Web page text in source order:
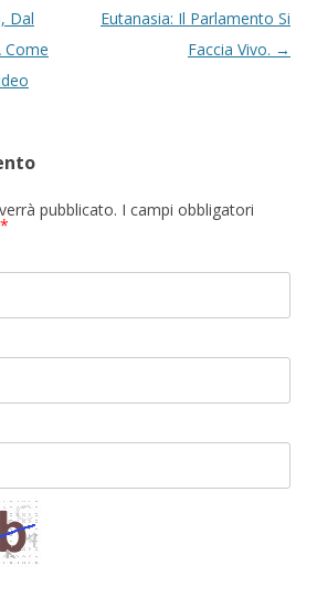
Dal
Come
Eutanasia: Il Parlamento Si
Faccia Vivo. →
pubblicato. I campi obbligatori
*